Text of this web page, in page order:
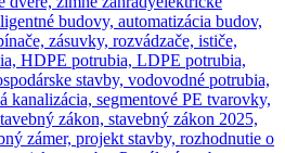
budovy, automatizácia budov,
zásuvky, rozvádzače, ističe,
HDPE potrubia, LDPE potrubia,
stavby, vodovodné potrubia,
kanalizácia, segmentové PE tvarovky,
zákon, stavebný zákon 2025,
zámer, projekt stavby, rozhodnutie o